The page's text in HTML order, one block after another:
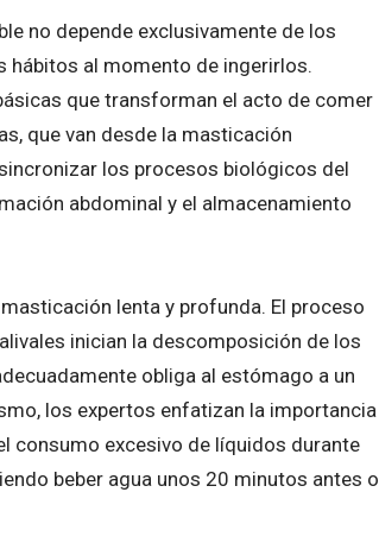
no depende exclusivamente de los
hábitos al momento de ingerirlos.
que transforman el acto de comer
que van desde la masticación
los procesos biológicos del
abdominal y el almacenamiento
lenta y profunda. El proceso
inician la descomposición de los
obliga al estómago a un
los expertos enfatizan la importancia
consumo excesivo de líquidos durante
beber agua unos 20 minutos antes o